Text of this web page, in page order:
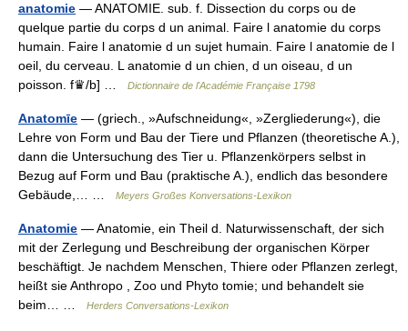
anatomie — ANATOMIE. sub. f. Dissection du corps ou de
quelque partie du corps d un animal. Faire l anatomie du corps
humain. Faire l anatomie d un sujet humain. Faire l anatomie de l
oeil, du cerveau. L anatomie d un chien, d un oiseau, d un
poisson. f♛/b] …
Dictionnaire de l'Académie Française 1798
Anatomīe — (griech., »Aufschneidung«, »Zergliederung«), die
Lehre von Form und Bau der Tiere und Pflanzen (theoretische A.),
dann die Untersuchung des Tier u. Pflanzenkörpers selbst in
Bezug auf Form und Bau (praktische A.), endlich das besondere
Gebäude,… …
Meyers Großes Konversations-Lexikon
Anatomie — Anatomie, ein Theil d. Naturwissenschaft, der sich
mit der Zerlegung und Beschreibung der organischen Körper
beschäftigt. Je nachdem Menschen, Thiere oder Pflanzen zerlegt,
heißt sie Anthropo , Zoo und Phyto tomie; und behandelt sie
beim… …
Herders Conversations-Lexikon